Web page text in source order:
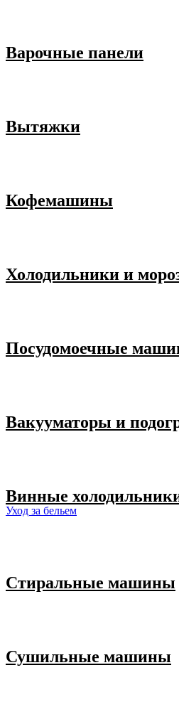
Варочные панели
Вытяжки
Кофемашины
Холодильники и
Посудомоечные
Вакууматоры и
Винные
Уход за бельем
Стиральные машины
Сушильные машины